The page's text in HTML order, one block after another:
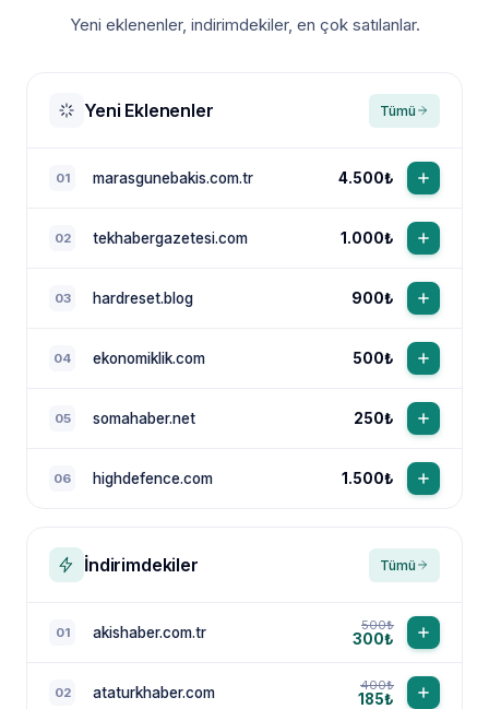
Yeni eklenenler, indirimdekiler, en çok satılanlar.
Yeni Eklenenler Tümü
01 marasgunebakis.com.tr 4.500₺
02 tekhabergazetesi.com 1.000₺
03 hardreset.blog 900₺
04 ekonomiklik.com 500₺
05 somahaber.net 250₺
06 highdefence.com 1.500₺
İndirimdekiler Tümü
01 akishaber.com.tr 500₺
300₺
02 ataturkhaber.com 400₺
185₺
NewsTanıtım AI Asistan